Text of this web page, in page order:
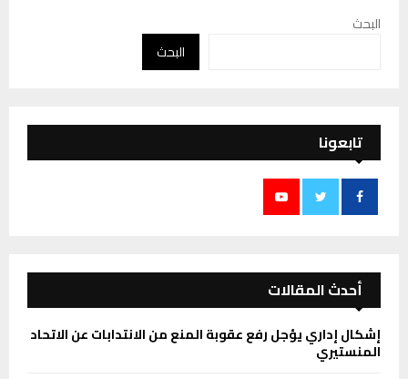
البحث
البحث
تابعونا
أحدث المقالات
إشكال إداري يؤجل رفع عقوبة المنع من الانتدابات عن الاتحاد
المنستيري